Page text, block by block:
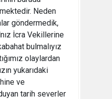
Neden
göndermedik,
İcra Vekillerine
bulmalıyız
olaylardan
yukarıdaki
ve
tarih severler